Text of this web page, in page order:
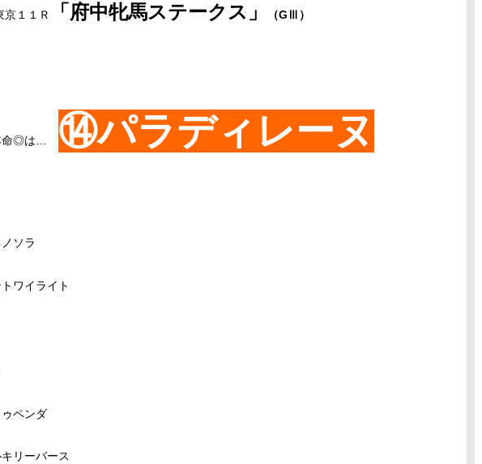
京１１Ｒ 「府中牝馬ステークス 」 （GⅢ ）
命◎は… ⑭パラディレーヌ
ソラ
ワイライト
ペンダ
ーバース